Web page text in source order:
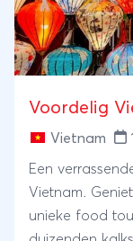
Voordelig
Vietnam
Een
Vietnam.
unieke food